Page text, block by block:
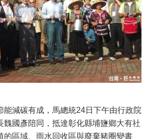
能減碳有成，馬總統24日下午由行政院
魏國彥陪同，抵達彰化縣埔鹽鄉大有社
的區域、雨水回收區與廢棄豬圈變書